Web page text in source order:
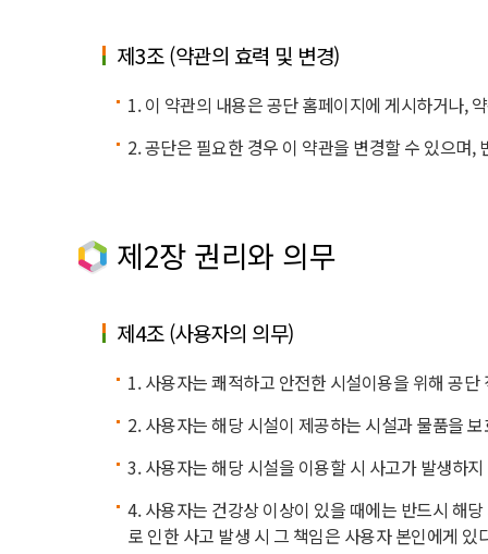
제3조 (약관의 효력 및 변경)
1. 이 약관의 내용은 공단 홈페이지에 게시하거나,
2. 공단은 필요한 경우 이 약관을 변경할 수 있으며
제2장 권리와 의무
제4조 (사용자의 의무)
1. 사용자는 쾌적하고 안전한 시설이용을 위해 공
2. 사용자는 해당 시설이 제공하는 시설과 물품을
3. 사용자는 해당 시설을 이용할 시 사고가 발생하
4. 사용자는 건강상 이상이 있을 때에는 반드시 해
로 인한 사고 발생 시 그 책임은 사용자 본인에게 있